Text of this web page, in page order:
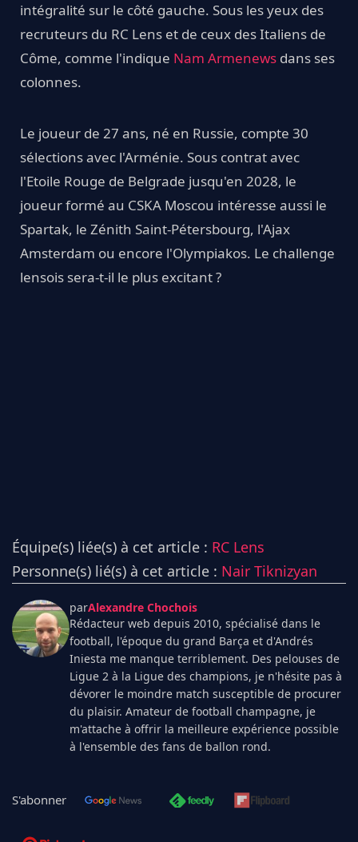
intégralité sur le côté gauche. Sous les yeux des
recruteurs du RC Lens et de ceux des Italiens de
Côme, comme l'indique Nam Armenews dans ses
colonnes.
Le joueur de 27 ans, né en Russie, compte 30
sélections avec l'Arménie. Sous contrat avec
l'Etoile Rouge de Belgrade jusqu'en 2028, le
joueur formé au CSKA Moscou intéresse aussi le
Spartak, le Zénith Saint-Pétersbourg, l'Ajax
Amsterdam ou encore l'Olympiakos. Le challenge
lensois sera-t-il le plus excitant ?
Équipe(s) liée(s) à cet article : RC Lens
Personne(s) lié(s) à cet article : Nair Tiknizyan
parAlexandre Chochois
Rédacteur web depuis 2010, spécialisé dans le
football, l'époque du grand Barça et d'Andrés
Iniesta me manque terriblement. Des pelouses de
Ligue 2 à la Ligue des champions, je n'hésite pas à
dévorer le moindre match susceptible de procurer
du plaisir. Amateur de football champagne, je
m'attache à offrir la meilleure expérience possible
à l'ensemble des fans de ballon rond.
S'abonner